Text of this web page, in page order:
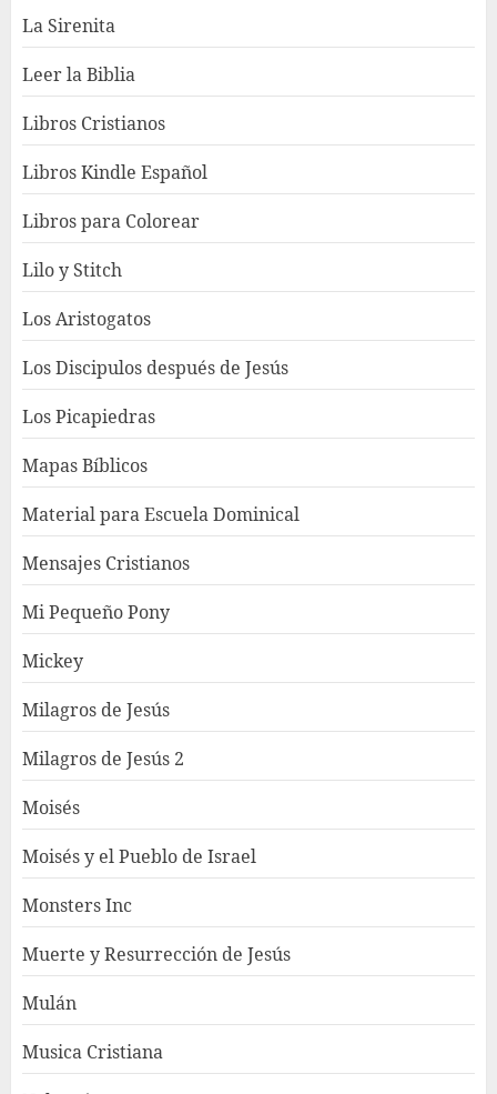
La Sirenita
Leer la Biblia
Libros Cristianos
Libros Kindle Español
Libros para Colorear
Lilo y Stitch
Los Aristogatos
Los Discipulos después de Jesús
Los Picapiedras
Mapas Bíblicos
Material para Escuela Dominical
Mensajes Cristianos
Mi Pequeño Pony
Mickey
Milagros de Jesús
Milagros de Jesús 2
Moisés
Moisés y el Pueblo de Israel
Monsters Inc
Muerte y Resurrección de Jesús
Mulán
Musica Cristiana